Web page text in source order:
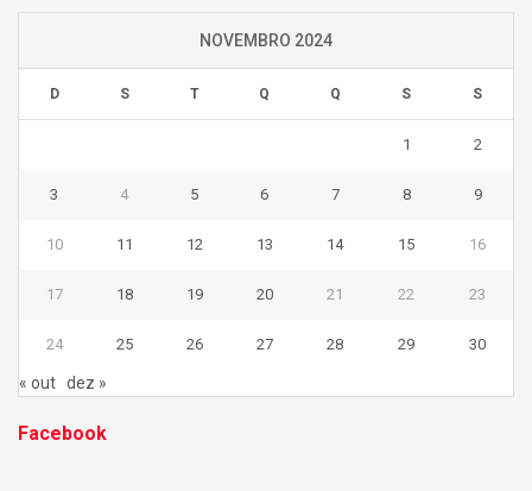
NOVEMBRO 2024
D S T Q Q S S
1 2
3 4 5 6 7 8 9
10 11 12 13 14 15 16
17 18 19 20 21 22 23
24 25 26 27 28 29 30
« out dez »
Facebook